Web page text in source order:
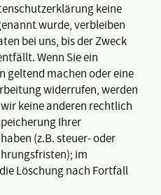
keine
wurde, verbleiben
bei uns, bis der Zweck
Wenn Sie ein
geltend machen oder eine
widerrufen, werden
keine anderen rechtlich
Ihrer
(z.B. steuer- oder
im
Löschung nach Fortfall